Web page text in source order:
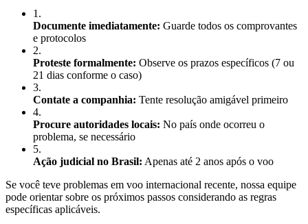
1 .
Documente imediatamente: Guarde todos os comprovantes
e protocolos
2.
Proteste formalmente: Observe os prazos específicos (7 ou
21 dias conforme o caso)
3.
Contate a companhia: Tente resolução amigável primeiro
4.
Procure autoridades locais: No país onde ocorreu o
problema, se necessário
5.
Ação judicial no Brasil: Apenas até 2 anos após o voo
Se você teve problemas em voo internacional recente, nossa equipe
pode orientar sobre os próximos passos considerando as regras
específicas aplicáveis.